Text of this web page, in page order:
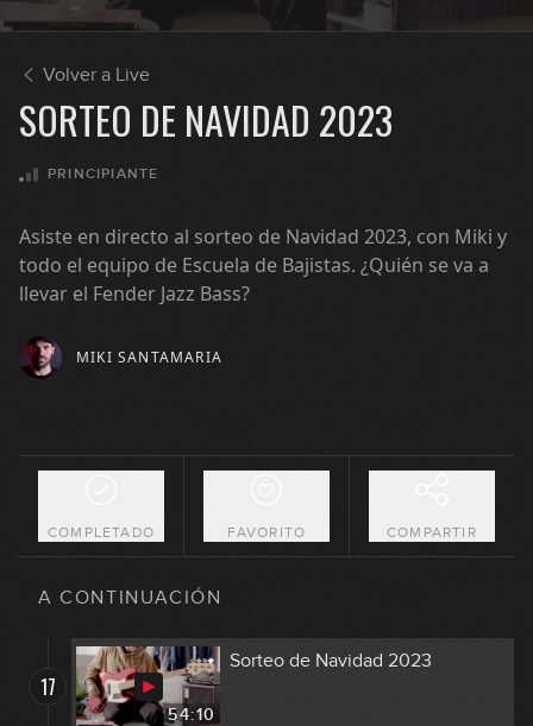
Volver a Live
SORTEO DE NAVIDAD 2023
PRINCIPIANTE
Asiste en directo al sorteo de Navidad 2023, con Miki y
todo el equipo de Escuela de Bajistas. ¿Quién se va a
llevar el Fender Jazz Bass?
MIKI SANTAMARIA
COMPLETADO FAVORITO COMPARTIR
A CONTINUACIÓN
01:24:55
11
01:17:46
12
13
Sorteo de Navidad 2022
14
Live #16 Hablemos de bajos
16
Live #17 Los secretos de la
17
54:10
Sorteo de Navidad 2023